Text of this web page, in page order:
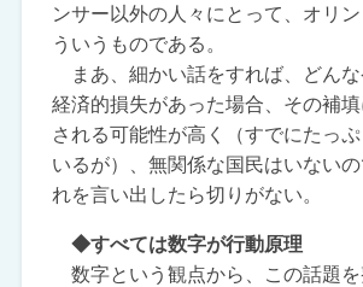
ンサー以外の人々にとって、オリ
ういうものである。
まあ、細かい話をすれば、どん
経済的損失があった場合、その補
される可能性が高く（すでにたっ
いるが）、無関係な国民はいない
れを言い出したら切りがない。
◆すべては数字が行動原理
数字という観点から、この話題を